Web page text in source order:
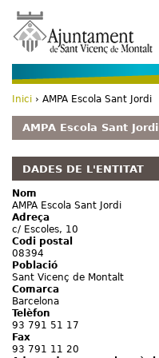
AMPA Escola Sant Jordi
DADES DE L'ENTITAT
Nom
AMPA Escola Sant Jordi
Adreça
c/ Escoles, 10
Codi postal
08394
Població
Sant Vicenç de Montalt
Comarca
Barcelona
Telèfon
93 791 51 17
Fax
93 791 11 20
Esteu aquí
Inici › AMPA Escola Sant Jordi